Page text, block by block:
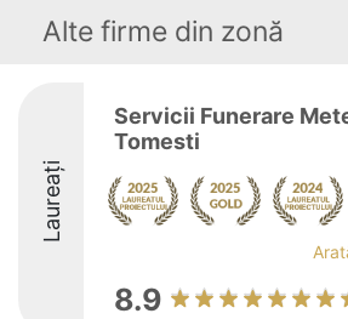
Alte firme din zonă
Laureați
Servicii Funerare
Tomesti
8.9